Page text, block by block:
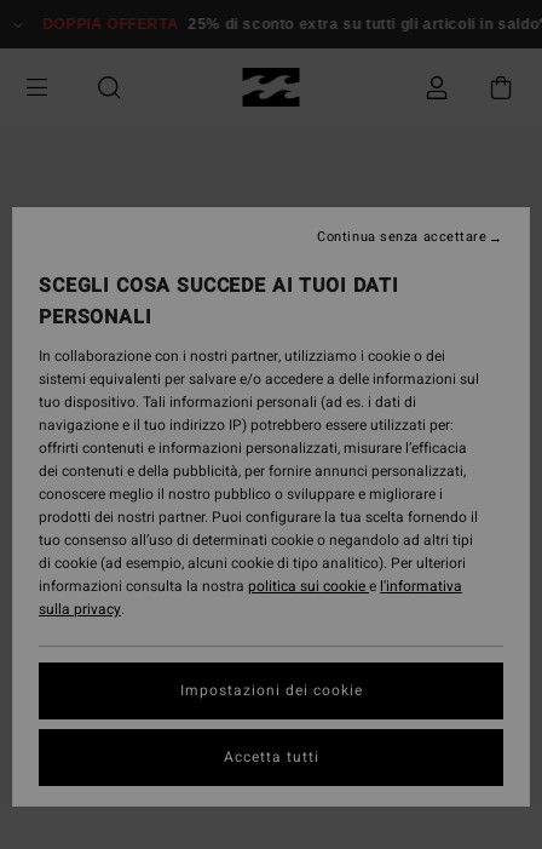
alle
prodotto
DOPPIA OFFERTA 25% di sconto extra su tutti gli articoli in saldo*
SCEGLI COSA SUCCEDE AI TUOI DATI
PERSONALI
In collaborazione con i nostri partner, utilizziamo i cookie o dei
sistemi equivalenti per salvare e/o accedere a delle informazioni sul
tuo dispositivo. Tali informazioni personali (ad es. i dati di
navigazione e il tuo indirizzo IP) potrebbero essere utilizzati per:
offrirti contenuti e informazioni personalizzati, misurare l’efficacia
dei contenuti e della pubblicità, per fornire annunci personalizzati,
conoscere meglio il nostro pubblico o sviluppare e migliorare i
prodotti dei nostri partner. Puoi configurare la tua scelta fornendo il
tuo consenso all’uso di determinati cookie o negandolo ad altri tipi
di cookie (ad esempio, alcuni cookie di tipo analitico). Per ulteriori
informazioni consulta la nostra politica sui cookiee l'informativa
sulla privacy.
Impostazioni dei cookie
Continua senza accettare
Accetta tutti